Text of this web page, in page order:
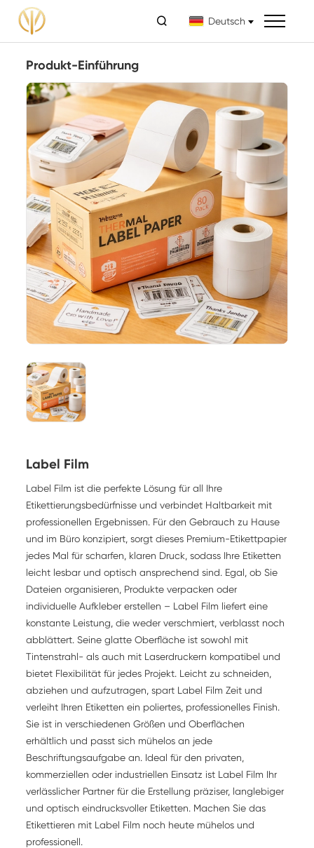
 Deutsch
Produkt-Einführung
Label Film
Label Film ist die perfekte Lösung für all Ihre
Etikettierungsbedürfnisse und verbindet Haltbarkeit mit
professionellen Ergebnissen. Für den Gebrauch zu Hause
und im Büro konzipiert, sorgt dieses Premium-Etikettpapier
jedes Mal für scharfen, klaren Druck, sodass Ihre Etiketten
leicht lesbar und optisch ansprechend sind. Egal, ob Sie
Dateien organisieren, Produkte verpacken oder
individuelle Aufkleber erstellen – Label Film liefert eine
konstante Leistung, die weder verschmiert, verblasst noch
abblättert. Seine glatte Oberfläche ist sowohl mit
Tintenstrahl- als auch mit Laserdruckern kompatibel und
bietet Flexibilität für jedes Projekt. Leicht zu schneiden,
abziehen und aufzutragen, spart Label Film Zeit und
verleiht Ihren Etiketten ein poliertes, professionelles Finish.
Sie ist in verschiedenen Größen und Oberflächen
erhältlich und passt sich mühelos an jede
Beschriftungsaufgabe an. Ideal für den privaten,
kommerziellen oder industriellen Einsatz ist Label Film Ihr
verlässlicher Partner für die Erstellung präziser, langlebiger
und optisch eindrucksvoller Etiketten. Machen Sie das
Etikettieren mit Label Film noch heute mühelos und
professionell.